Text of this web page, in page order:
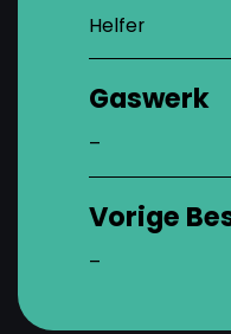
Helfer
Gaswerk
–
Vorige
–